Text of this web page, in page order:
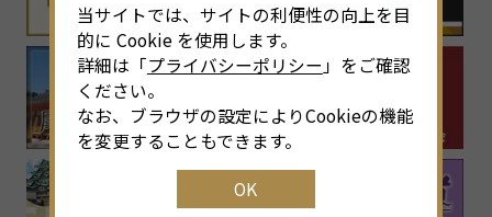
当サイトでは、サイトの利便性の向上を目
的に Cookie を使用します。
詳細は「プライバシーポリシー 」をご確認
ください。
なお、ブラウザの設定によりCookieの機能
を変更することもできます。
OK